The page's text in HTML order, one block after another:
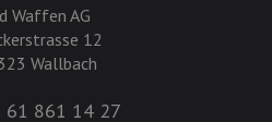
Waffen AG
12
Wallbach
61 861 14 27